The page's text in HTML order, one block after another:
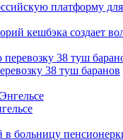
платформу
кешбэка создает
38 туш баранов